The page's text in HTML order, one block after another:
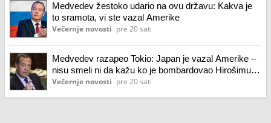
Medvedev žestoko udario na ovu državu: Kakva je
to sramota, vi ste vazal Amerike
Večernje novosti pre 20 sati
Medvedev razapeo Tokio: Japan je vazal Amerike –
nisu smeli ni da kažu ko je bombardovao Hirošimu i
Nagasaki
Večernje novosti pre 20 sati